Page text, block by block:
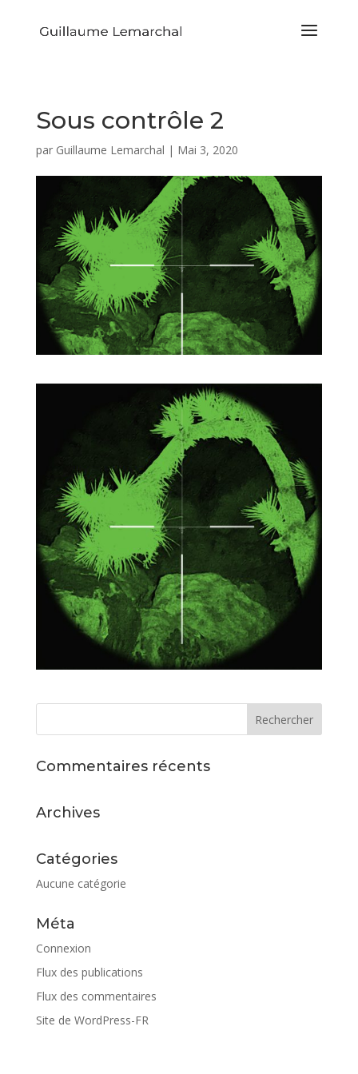
Sous contrôle 2
par Guillaume Lemarchal | Mai 3, 2020
Commentaires récents
Archives
Catégories
Aucune catégorie
Méta
Connexion
Flux des publications
Flux des commentaires
Site de WordPress-FR